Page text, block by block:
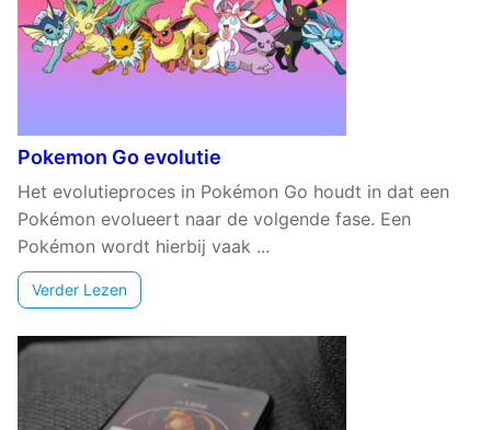
Pokemon Go evolutie
Het evolutieproces in Pokémon Go houdt in dat een
Pokémon evolueert naar de volgende fase. Een
Pokémon wordt hierbij vaak ...
Verder Lezen